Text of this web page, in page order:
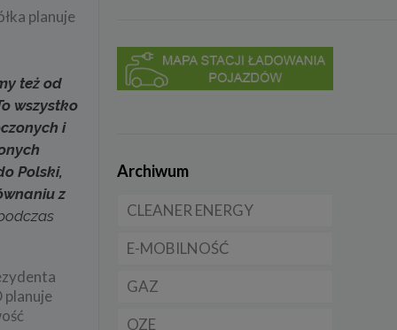
planuje
też od
wszystko
i
Polski,
z
planuje
Archiwum
CLEANER ENERGY
Dla domu
Dla firmy
Dla samorządu
E-MOBILNOŚĆ
Samochody elektryczne
GAZ
CNG
OZE